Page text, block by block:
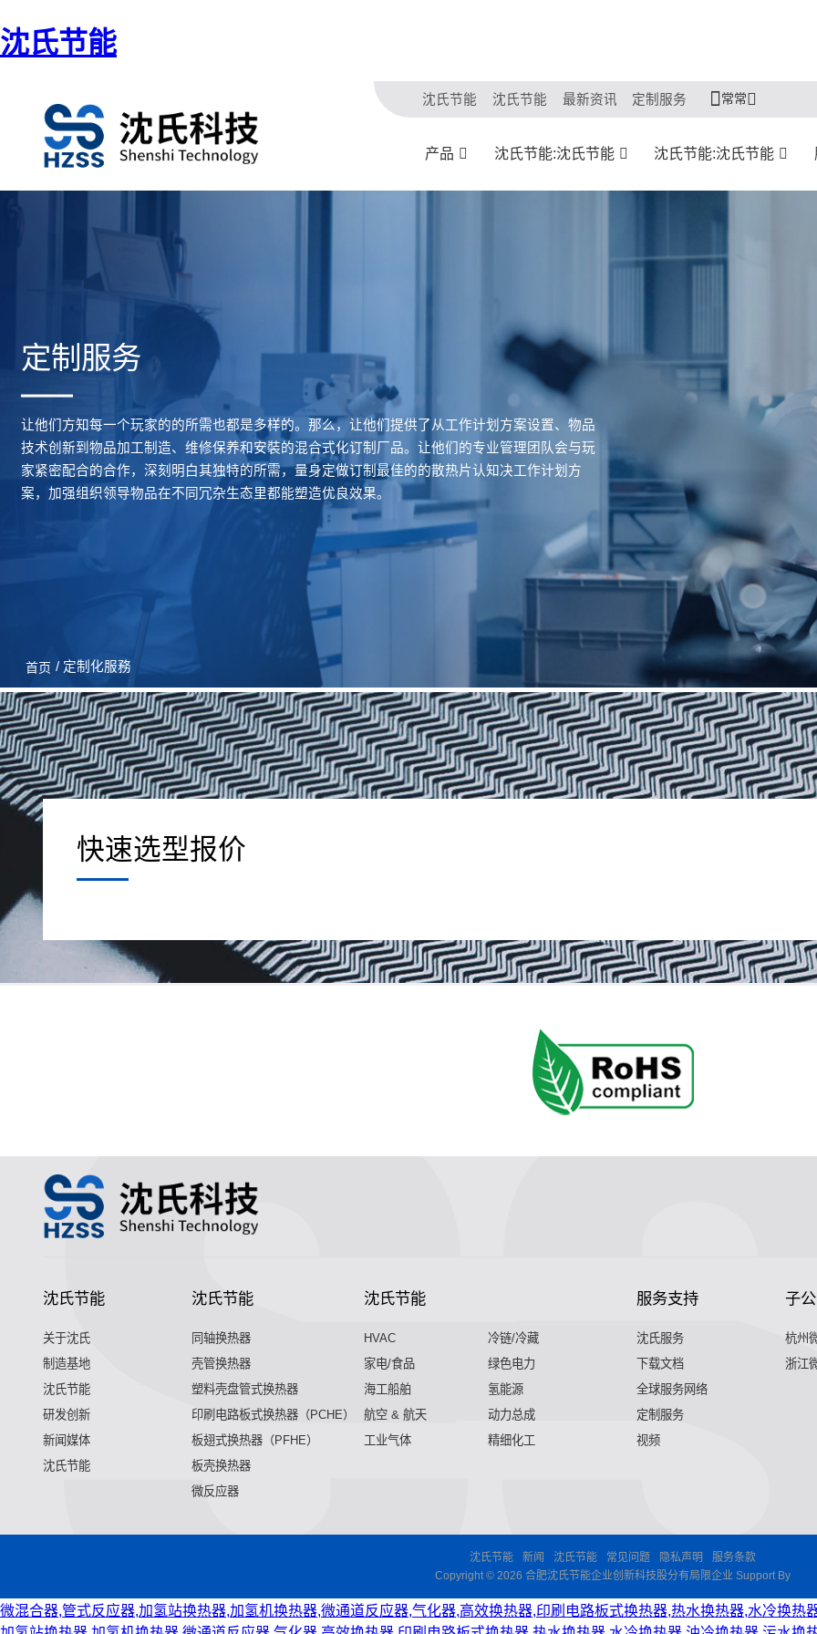
沈氏节能
沈氏节能 沈氏节能 最新资讯 定制服务 常常
产品 沈氏节能:沈氏节能 沈氏节能:沈氏节能
定制服务
让他们方知每一个玩家的的所需也都是多样的。那么，让他们提供了从工作计划方案设置、物品
技术创新到物品加工制造、维修保养和安裝的混合式化订制厂品。让他们的专业管理团队会与玩
家紧密配合的合作，深刻明白其独特的所需，量身定做订制最佳的的散热片认知决工作计划方
案，加强组织领导物品在不同冗杂生态里都能塑造优良效果。
首页 / 定制化服務
快速选型报价
沈氏节能
关于沈氏
制造基地
沈氏节能
研发创新
新闻媒体
沈氏节能
沈氏节能
同轴换热器
壳管换热器
塑料壳盘管式换热器
印刷电路板式换热器（PCHE）
板翅式换热器（PFHE）
板壳换热器
微反应器
沈氏节能
HVAC
冷链/冷藏
家电/食品
绿色电力
海工船舶
氢能源
航空 & 航天
动力总成
工业气体
精细化工
服务支持
沈氏服务
下载文档
全球服务网络
定制服务
视频
子
杭州
浙江
沈氏节能 新闻 沈氏节能 常见问题 隐私声明
服务条款
Copyright © 2026 合肥沈氏节能企业创新科技股分有局限企业 Support By
微混合器,管式反应器,加氢站换热器,加氢机换热器,微通道反应器,气化器,高效换热器,印刷电路板式换热器,热水换热器,水冷换热